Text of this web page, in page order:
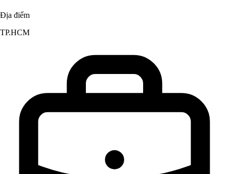
Địa điểm
TP.HCM